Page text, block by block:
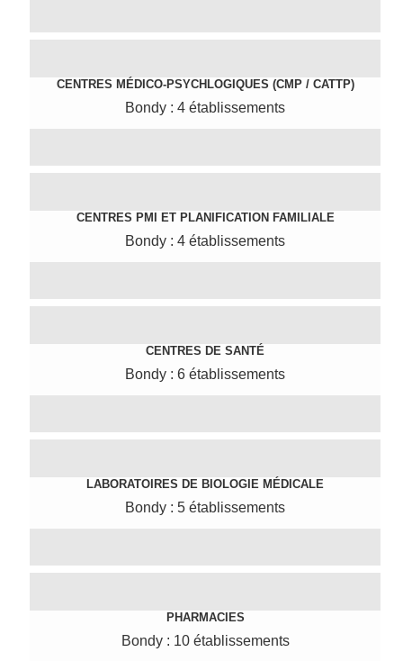
CENTRES MÉDICO-PSYCHLOGIQUES (CMP / CATTP)
Bondy : 4 établissements
CENTRES PMI ET PLANIFICATION FAMILIALE
Bondy : 4 établissements
CENTRES DE SANTÉ
Bondy : 6 établissements
LABORATOIRES DE BIOLOGIE MÉDICALE
Bondy : 5 établissements
PHARMACIES
Bondy : 10 établissements